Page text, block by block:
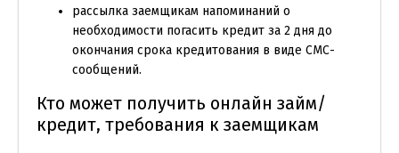
рассылка заемщикам напоминаний о
необходимости погасить кредит за 2 дня до
окончания срока кредитования в виде СМС-
сообщений.
Кто может получить онлайн займ/
кредит, требования к заемщикам